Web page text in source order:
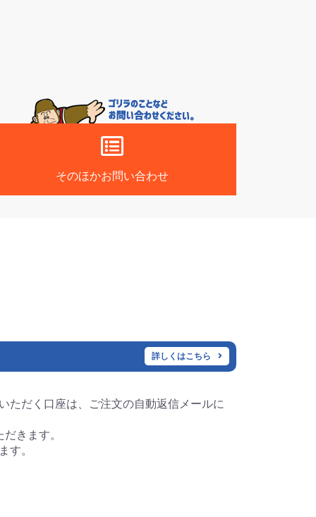
そのほかお問い合わせ
詳しくはこちら
ただく口座は、ご注文の自動返信メールに
きます。
す。